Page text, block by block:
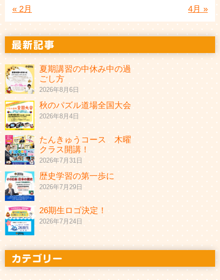
« 2月 4月 »
夏期講習の中休み中の過
ごし方
2026年8月6日
秋のパズル道場全国大会
2026年8月4日
たんきゅうコース 木曜
クラス開講！
2026年7月31日
歴史学習の第一歩に
2026年7月29日
26期生ロゴ決定！
2026年7月24日